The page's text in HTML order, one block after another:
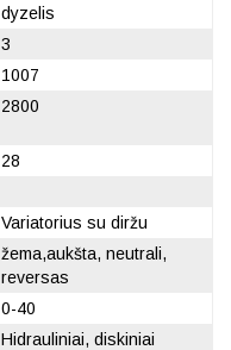
dyzelis
3
1007
2800
28
Variatorius su diržu
žema,aukšta, neutrali,
reversas
0-40
Hidrauliniai, diskiniai